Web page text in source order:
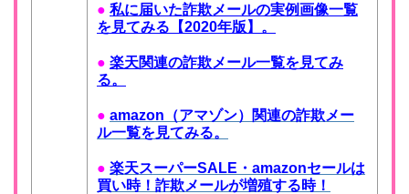
● 私に届いた詐欺メールの実例画像一覧
を見てみる【2020年版】。
● 楽天関連の詐欺メール一覧を見てみ
る。
● amazon（アマゾン）関連の詐欺メー
ル一覧を見てみる。
● 楽天スーパーSALE・amazonセールは
買い時！詐欺メールが増殖する時！